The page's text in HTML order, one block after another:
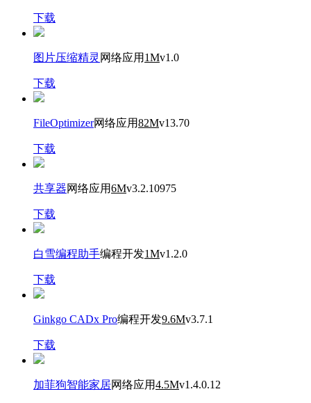
下载
图片压缩精灵 网络应用 1Mv1.0
下载
FileOptimizer网络应用82Mv13.70
下载
共享器网络应用6Mv3.2.10975
下载
白雪编程助手编程开发1Mv1.2.0
下载
Ginkgo CADx Pro编程开发9.6Mv3.7.1
下载
加菲狗智能家居网络应用4.5Mv1.4.0.12